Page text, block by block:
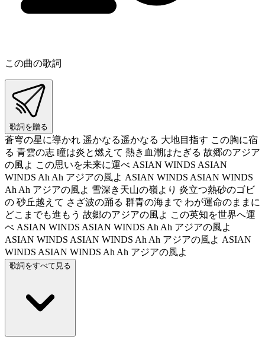
この曲の歌詞
歌詞を贈る
蒼穹の星に導かれ 遥かなる遥かなる 大地目指す この胸に宿
る 青雲の志 瞳は炎と燃えて 熱き血潮はたぎる 故郷のアジア
の風よ この思いを未来に運べ ASIAN WINDS ASIAN
WINDS Ah Ah アジアの風よ ASIAN WINDS ASIAN WINDS
Ah Ah アジアの風よ 雪深き天山の嶺より 炎立つ熱砂のゴビ
の 砂丘越えて さざ波の踊る 群青の海まで わが運命のままに
どこまでも進もう 故郷のアジアの風よ この英知を世界へ運
べ ASIAN WINDS ASIAN WINDS Ah Ah アジアの風よ
ASIAN WINDS ASIAN WINDS Ah Ah アジアの風よ ASIAN
WINDS ASIAN WINDS Ah Ah アジアの風よ
歌詞をすべて見る